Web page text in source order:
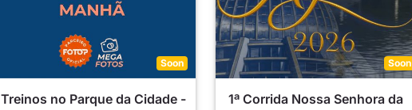
Soon
Treinos no Parque da Cidade -
Soon
1ª Corrida Nossa Senhora da